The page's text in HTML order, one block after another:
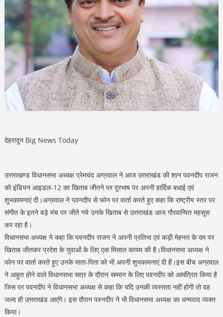
देहरादून Big News Today
उत्तराखण्ड विधानसभा अध्यक्ष प्रेमचंद अग्रवाल ने आज उत्तराखंड की शान पवनदीप राजन
को इंडियन आइडल-12 का खिताब जीतने पर दूरभाष पर अपनी हार्दिक बधाई एवं
शुभकामनाएं दी।अग्रवाल ने पवनदीप से फोन पर वार्ता करते हुए कहा कि राष्ट्रीय स्तर पर
संगीत के इतने बड़े मंच पर जीते गये उनके खिताब से उत्तराखंड आज गौरवान्वित महसूस
कर रहा है।
विधानसभा अध्यक्ष ने कहा कि पवनदीप राजन ने अपनी प्रतिभा एवं कड़ी मेहनत के दम पर
खिताब जीतकर प्रदेश के युवाओं के लिए एक मिसाल कायम की है।विधानसभा अध्यक्ष ने
फोन पर वार्ता करते हुए उनके माता-पिता को भी अपनी शुभकामनाएं दी हैं।इस बीच अग्रवाल
ने आहुत होने वाले विधानसभा सत्र के दौरान सम्मान के लिए पवनदीप को आमंत्रित किया है
जिस पर पवनदीप ने विधानसभा अध्यक्ष से कहा कि यदि उनकी व्यस्तता नहीं होगी तो वह
जल्द ही उत्तराखंड आएंगे। इस दौरान पवनदीप ने भी विधानसभा अध्यक्ष का धन्यवाद व्यक्त
किया।